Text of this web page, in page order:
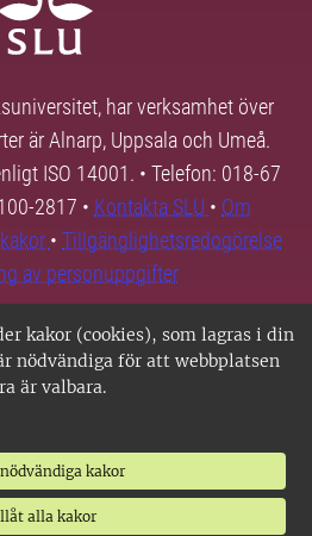
kakor (cookies), som lagras i din
nödvändiga för att webbplatsen
är valbara.
kakor
alla kakor
har verksamhet över
är Alnarp, Uppsala och Umeå.
ISO 14001. • Telefon: 018-67
2817 • Kontakta SLU • Om
• Tillgänglighetsredogörelse
av personuppgifter